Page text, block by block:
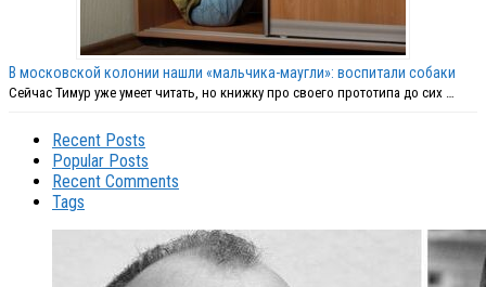
В московской колонии нашли «мальчика-маугли»: воспитали собаки
Сейчас Тимур уже умеет читать, но книжку про своего прототипа до сих …
Recent Posts
Popular Posts
Recent Comments
Tags